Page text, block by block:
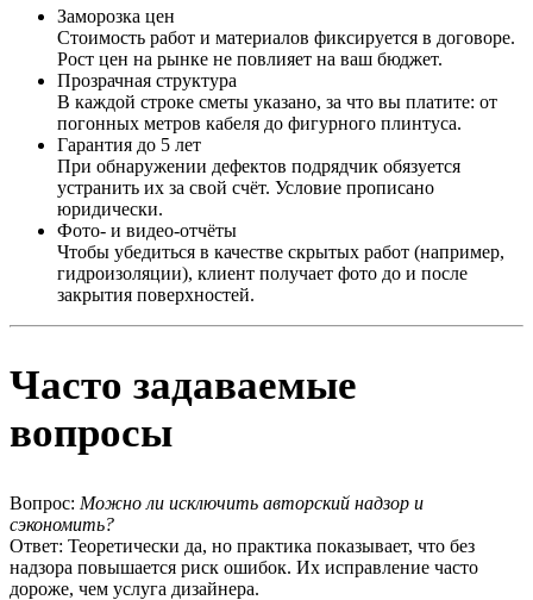
Заморозка цен
Стоимость работ и материалов фиксируется в договоре.
Рост цен на рынке не повлияет на ваш бюджет.
Прозрачная структура
В каждой строке сметы указано, за что вы платите: от
погонных метров кабеля до фигурного плинтуса.
Гарантия до 5 лет
При обнаружении дефектов подрядчик обязуется
устранить их за свой счёт. Условие прописано
юридически.
Фото- и видео-отчёты
Чтобы убедиться в качестве скрытых работ (например,
гидроизоляции), клиент получает фото до и после
закрытия поверхностей.
Часто задаваемые
вопросы
Вопрос: Можно ли исключить авторский надзор и
сэкономить?
Ответ: Теоретически да, но практика показывает, что без
надзора повышается риск ошибок. Их исправление часто
дороже, чем услуга дизайнера.